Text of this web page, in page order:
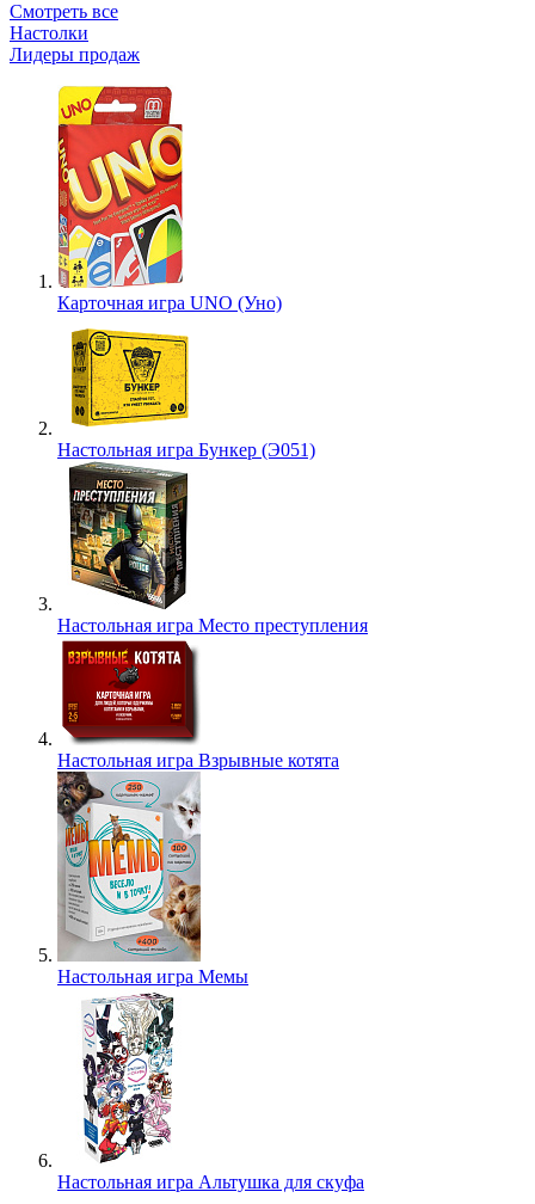
Смотреть все
Настолки
Лидеры продаж
Карточная игра UNO (Уно)
Настольная игра Бункер (Э051)
Настольная игра Место преступления
Настольная игра Взрывные котята
Настольная игра Мемы
Настольная игра Альтушка для скуфа